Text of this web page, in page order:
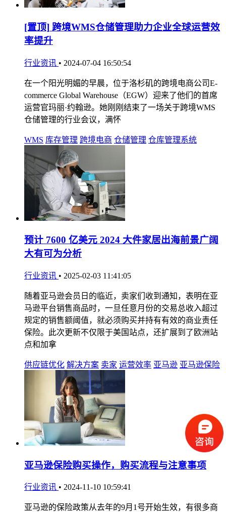
[置顶] 跨境WMS仓储管理助力企业全球运营效
率提升
行业资讯 • 2024-07-04 16:50:54
在一个阳光明媚的早晨，位于洛杉矶的跨境电商公司E-
commerce Global Warehouse（EGW）迎来了他们的首席
运营官玛丽·约翰逊。她刚刚结束了一场关于跨境WMS
仓储管理的行业会议，满怀
WMS 库存管理 跨境电商 仓储管理 仓库管理系统
预计 7600 亿美元 2024 大件家居出海前景广阔
大有可为分析
行业资讯 • 2025-02-03 11:41:05
随着亚马逊会员日的临近，卖家们收到通知，表明在亚
马逊平台销售商品时，一旦任意月份的交易总收入超过
规定的销售额阈值，就必须购买并持有有效的商业责任
保险。此次更新不仅限于美国站点，还扩展到了欧洲站
点和加拿
供应链优化 解决方案 卖家 运营效率 亚马逊 亚马逊保险
亚马逊保险购买操作，购买流程与注意事项
行业资讯 • 2024-11-10 10:59:41
亚马逊的保险政策从去年的9月1号开始生效，有很多商